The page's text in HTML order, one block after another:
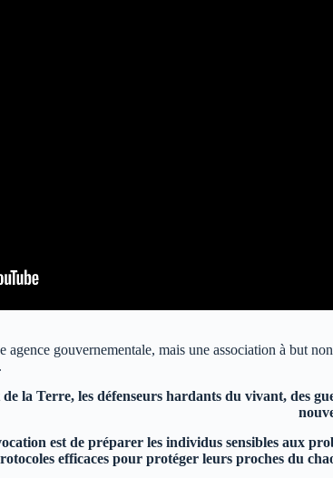
agence gouvernementale, mais une association à but
la Terre, les défenseurs hardants du vivant, des
est de préparer les individus sensibles aux
efficaces pour protéger leurs proches du